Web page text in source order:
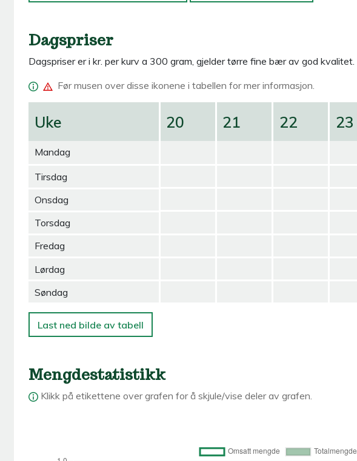
Dagspriser
Dagspriser er i kr. per kurv a 300 gram, gjelder tørre fine bær av god kvalitet.
Før musen over disse ikonene i tabellen for mer informasjon.
Uke
Mandag
Tirsdag
Onsdag
Torsdag
Fredag
Lørdag
Søndag
20 21 22 23
Last ned bilde av tabell
Mengdestatistikk
Klikk på etikettene over grafen for å skjule/vise deler av grafen.